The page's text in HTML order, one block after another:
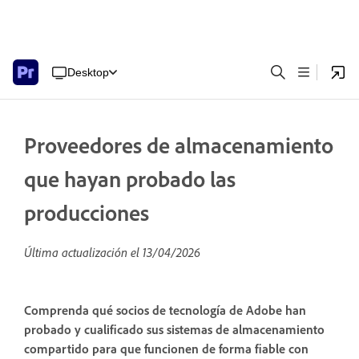
Desktop
Proveedores de almacenamiento
que hayan probado las
producciones
Última actualización el 13/04/2026
Comprenda qué socios de tecnología de Adobe han
probado y cualificado sus sistemas de almacenamiento
compartido para que funcionen de forma fiable con